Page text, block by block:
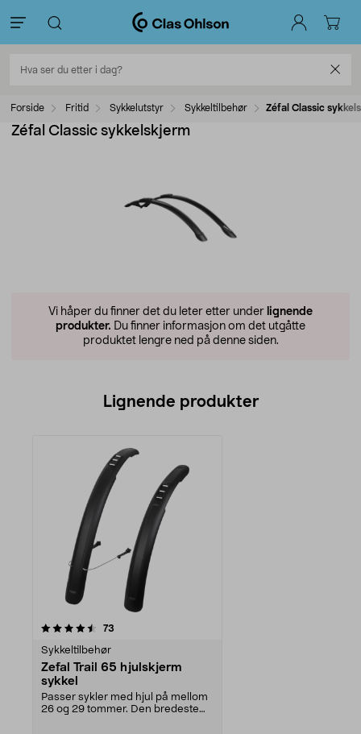
Forside Fritid Sykkelutstyr Sykkeltilbehør Zéfal Classic
Zéfal Classic sykkelskjerm
Vi håper du finner det du leter etter under lignende
produkter. Du finner informasjon om det utgåtte
produktet lengre ned på denne siden.
Lignende produkter
73
Sykkeltilbehør
Zefal Trail 65 hjulskjerm
sykkel
Passer sykler med hjul på mellom
26 og 29 tommer. Den bredeste